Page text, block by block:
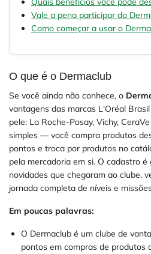
Vale a pena participar do
Como começar a usar o
O que é o Dermaclub
Se você ainda não conhece, o
vantagens das marcas L'Oréal
pele: La Roche-Posay, Vichy,
simples — você compra produtos
pontos e troca por produtos no
pela mercadoria em si. O cadastro
novidades que chegaram ao clube,
jornada completa de níveis e
Em poucas palavras:
O Dermaclub é um clube de
pontos em compras de produtos